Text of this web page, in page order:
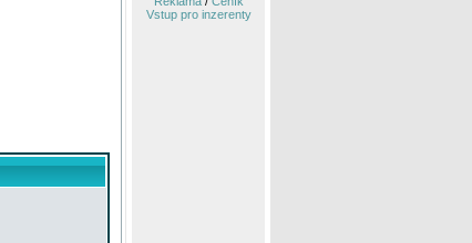
Vstup pro inzerenty